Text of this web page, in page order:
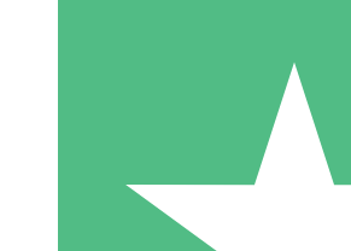
10 Downloads
20 00